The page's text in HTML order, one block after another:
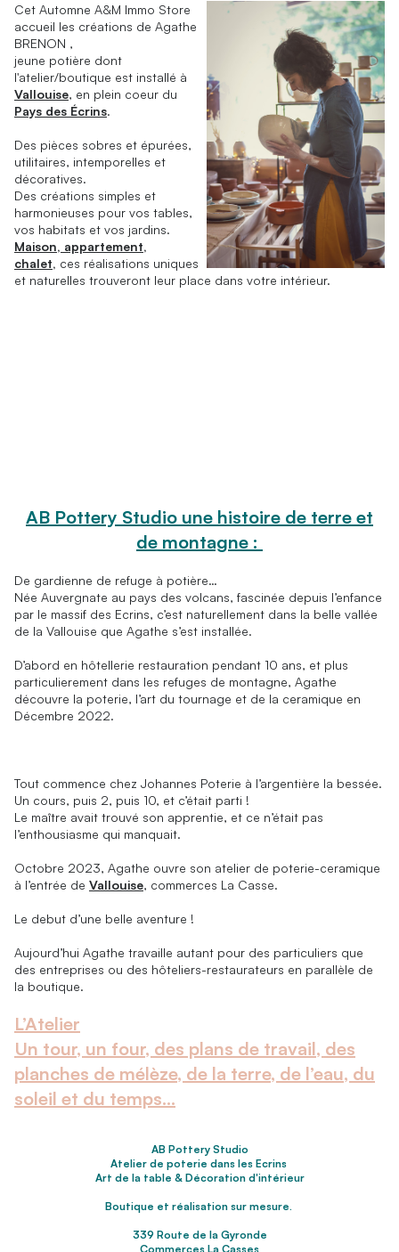
Cet Automne A&M Immo Store
accueil les créations de Agathe
BRENON ,
jeune potière dont
l'atelier/boutique est installé à
Vallouise, en plein coeur du
Pays des Écrins.
Des pièces sobres et épurées,
utilitaires, intemporelles et
décoratives.
Des créations simples et
harmonieuses pour vos tables,
vos habitats et vos jardins.
Maison, appartement,
chalet, ces réalisations uniques
et naturelles trouveront leur place dans votre intérieur.
AB Pottery Studio une histoire de terre et
de montagne :
De gardienne de refuge à potière…
Née Auvergnate au pays des volcans, fascinée depuis l’enfance
par le massif des Ecrins, c’est naturellement dans la belle vallée
de la Vallouise que Agathe s’est installée.
D’abord en hôtellerie restauration pendant 10 ans, et plus
particulierement dans les refuges de montagne, Agathe
découvre la poterie, l’art du tournage et de la ceramique en
Décembre 2022.
Tout commence chez Johannes Poterie à l’argentière la bessée.
Un cours, puis 2, puis 10, et c’était parti !
Le maître avait trouvé son apprentie, et ce n’était pas
l’enthousiasme qui manquait.
Octobre 2023, Agathe ouvre son atelier de poterie-ceramique
à l’entrée de Vallouise, commerces La Casse.
Le debut d’une belle aventure !
Aujourd’hui Agathe travaille autant pour des particuliers que
des entreprises ou des hôteliers-restaurateurs en parallèle de
la boutique.
L’Atelier
Un tour, un four, des plans de travail, des
planches de mélèze, de la terre, de l’eau, du
soleil et du temps…
AB Pottery Studio
Atelier de poterie dans les Ecrins
Art de la table & Décoration d'intérieur
Boutique et réalisation sur mesure.
339 Route de la Gyronde
Commerces La Casses